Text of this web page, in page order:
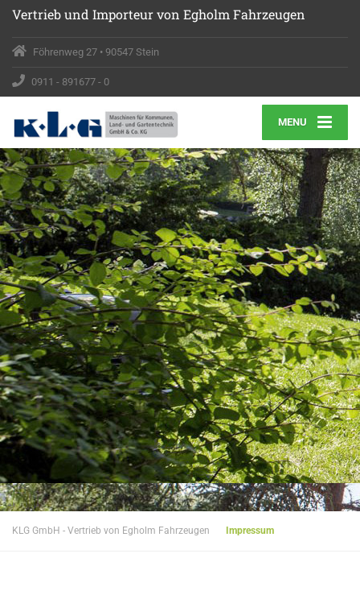
Vertriebund Importeur von Egholm Fahrzeugen
Föhrenweg 27 • 90547 Stein
0911 - 891677 - 0
MENU
KLG GmbH - Vertrieb von Egholm Fahrzeugen Impressum